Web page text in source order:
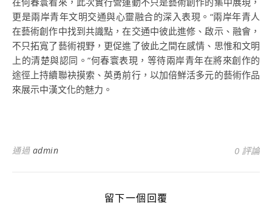
更是兩岸青年文明交通與心靈融合的深入表現。“兩岸年青人
在藝術創作中找到共識點，在交通中彼此進修、啟示、融會，
不只拓寬了藝術視野，更促進了彼此之間在感情、思惟和文明
上的清楚與認同。”何春寰表現，等待兩岸青年在將來創作的
途徑上持續聯袂摸索、英勇前行，以加倍鮮活多元的藝術作品
來展示中漢文化的魅力。
通過 admin 0 評論
留下一個回覆